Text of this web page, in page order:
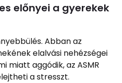
előnyei a gyerekek
Abban az
elalvási nehézségei
miatt aggódik, az ASMR
a stresszt.